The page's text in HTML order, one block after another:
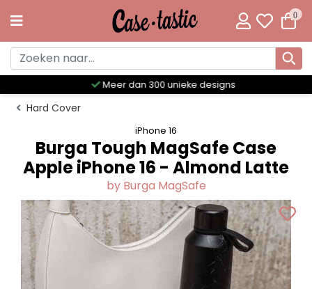
0
Meer dan 300 unieke designs
Hard Cover
iPhone 16
Burga Tough MagSafe Case
Apple iPhone 16 - Almond Latte
by Burga MagSafe